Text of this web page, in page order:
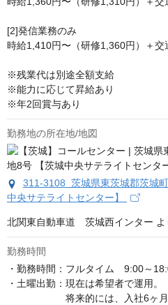
[2]発信業務のみ
時給1,410円〜（研修1,360円）＋交
※残業代は別途全額支給
※能力に応じて昇給あり
※年2回賞与あり
勤務地の所在地/地図
311-3108 茨城県東茨城郡茨城
中央サテライトセンター】
北関東自動車道　茨城西インター
勤務時間
・勤務時間：フルタイム　9:00～
・土曜出勤：現在は希望者で運用。
将来的には、入社6ヶ月以降